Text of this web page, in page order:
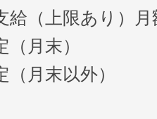
給（上限あり）
月末）
月末以外）